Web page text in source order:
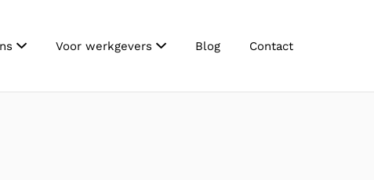
Voor werkgevers Blog Contact